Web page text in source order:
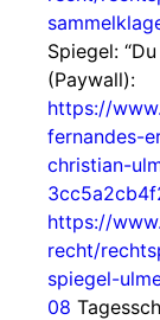
Spiegel:
(Paywall):
https://
fernandes-
christian-
https://
recht/
spiegel-
08